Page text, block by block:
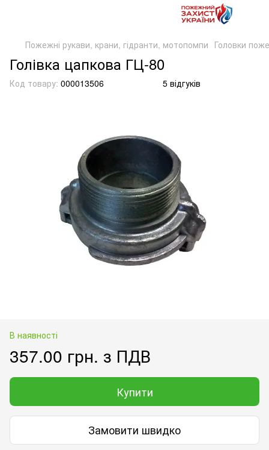
Пожежні рукави, крани, гідранти, мотопомпи Головки
Голівка цапкова ГЦ-80
Код товару: 000013506 5 відгуків
В наявності
357.00 грн. з ПДВ
Купити
Замовити швидко